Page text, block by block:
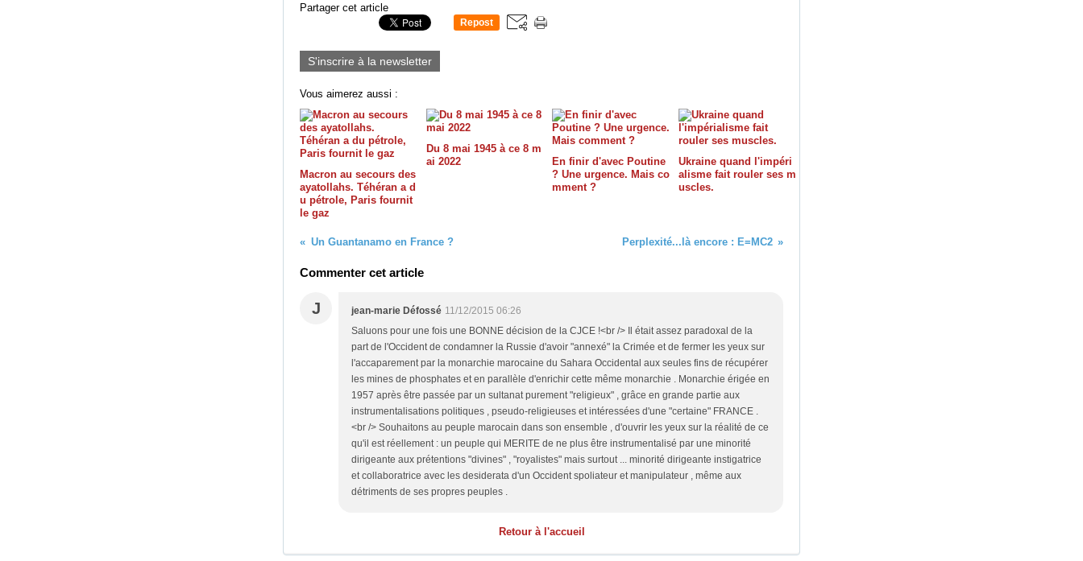
Partager cet article
Repost
S'inscrire à la newsletter
Vous aimerez aussi :
Macron au secours des
ayatollahs. Téhéran a d
u pétrole, Paris fournit
le gaz
Du 8 mai 1945 à ce 8 m
ai 2022
En finir d'avec Poutine
? Une urgence. Mais co
mment ?
Ukraine quand l'impéri
alisme fait rouler ses m
uscles.
Un Guantanamo en France ? Perplexité...là encore : E=MC2
Commenter cet article
J jean-marie Défossé 11/12/2015 06:26
Saluons pour une fois une BONNE décision de la CJCE !<br /> Il était assez paradoxal de la
part de l'Occident de condamner la Russie d'avoir "annexé" la Crimée et de fermer les yeux sur
l'accaparement par la monarchie marocaine du Sahara Occidental aux seules fins de récupérer
les mines de phosphates et en parallèle d'enrichir cette même monarchie . Monarchie érigée en
1957 après être passée par un sultanat purement "religieux" , grâce en grande partie aux
instrumentalisations politiques , pseudo-religieuses et intéressées d'une "certaine" FRANCE .
<br /> Souhaitons au peuple marocain dans son ensemble , d'ouvrir les yeux sur la réalité de ce
qu'il est réellement : un peuple qui MERITE de ne plus être instrumentalisé par une minorité
dirigeante aux prétentions "divines" , "royalistes" mais surtout ... minorité dirigeante instigatrice
et collaboratrice avec les desiderata d'un Occident spoliateur et manipulateur , même aux
détriments de ses propres peuples .
Retour à l'accueil